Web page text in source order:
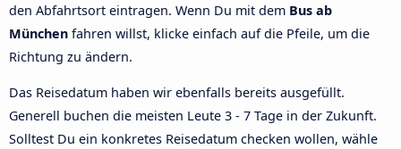
den Abfahrtsort eintragen. Wenn Du mit dem Bus ab
München fahren willst, klicke einfach auf die Pfeile, um die
Richtung zu ändern.
Das Reisedatum haben wir ebenfalls bereits ausgefüllt.
Generell buchen die meisten Leute 3 - 7 Tage in der Zukunft.
Solltest Du ein konkretes Reisedatum checken wollen, wähle